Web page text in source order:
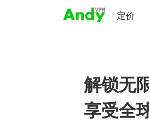
定价
解锁无
享受全